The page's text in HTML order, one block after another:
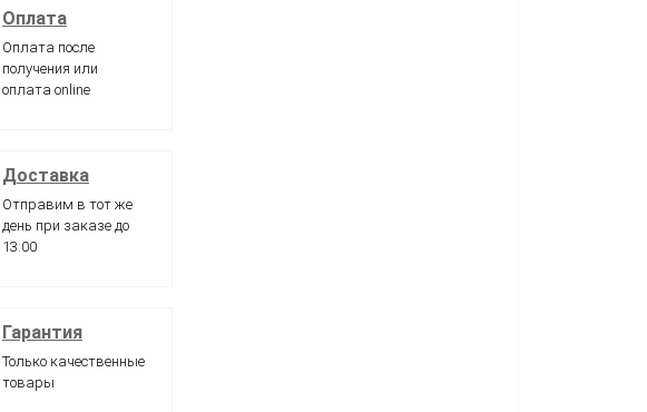
Оплата
Оплата после
получения или
оплата online
Доставка
Отправим в тот же
день при заказе до
13:00
Гарантия
Только качественные
товары